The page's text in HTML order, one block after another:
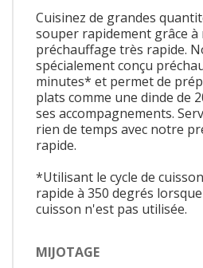
Cuisinez de grandes
souper rapidement grâce
préchauffage très rapide.
spécialement conçu
minutes* et permet de
plats comme une dinde de
ses accompagnements.
rien de temps avec notre
rapide.
*Utilisant le cycle de
rapide à 350 degrés
cuisson n'est pas utilisée.
MIJOTAGE